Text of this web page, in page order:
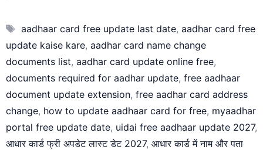
Tags
aadhaar card free update last date, aadhar card free
update kaise kare, aadhar card name change
documents list, aadhar card update online free,
documents required for aadhar update, free aadhaar
document update extension, free aadhar card address
change, how to update aadhaar card for free, myaadhar
portal free update date, uidai free aadhaar update 2027,
आधार कार्ड फ्री अपडेट लास्ट डेट 2027, आधार कार्ड में नाम और पता